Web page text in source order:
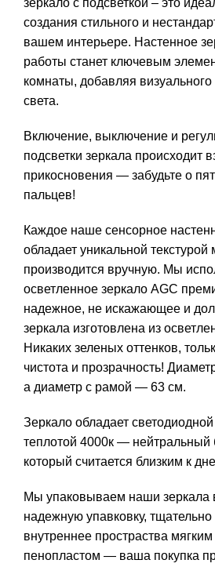
создания стильного и
вашем интерьере. Настенное
работы станет ключевым
комнаты, добавляя визуального
света.
Включение, выключение и
подсветки зеркала происходит
прикосновения — забудьте о
пальцев!
Каждое наше сенсорное
обладает уникальной текстурой
производится вручную. Мы
осветленное зеркало AGC
надежное, не искажающее и
зеркала изготовлена из
Никаких зеленых оттенков,
чистота и прозрачность!
а диаметр с рамой — 63 см.
Зеркало обладает светодиодной
теплотой 4000к — нейтральный
который считается близким к
Мы упаковываем наши зеркала
надежную упавковку, тщательно
внутреннее простраства
пенопластом — ваша покупка